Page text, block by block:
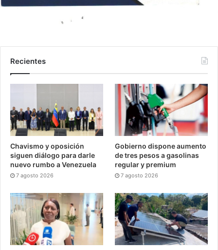
Recientes
Chavismo y oposición
siguen diálogo para darle
nuevo rumbo a Venezuela
7 agosto 2026
Gobierno dispone aumento
de tres pesos a gasolinas
regular y premium
7 agosto 2026